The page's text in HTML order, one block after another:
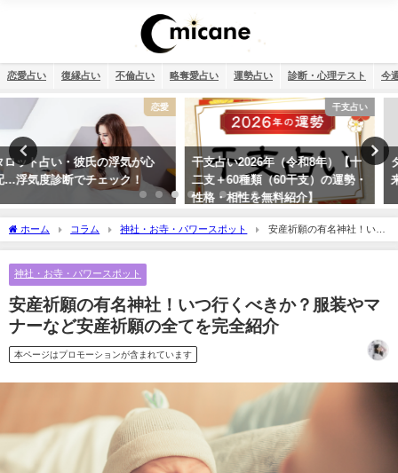
恋愛占い 復縁占い 不倫占い 略奪愛占い 運勢占い 診断・心理テスト 今
干支占い
干支占い2026年（令和8年）【十
二支＋60種類（60干支）の運勢・
タロット占い・彼氏からの連絡が
来ない理由は？待つほうがいい？
ホーム コラム 神社・お寺・パワースポット
安産祈願の有名神社！いつ
行くべきか？服装やマナーなど安産祈願の全てを完全紹介
神社・お寺・パワースポット
安産祈願の有名神社！いつ行くべきか？服装やマ
ナーなど安産祈願の全てを完全紹介
本ページはプロモーションが含まれています